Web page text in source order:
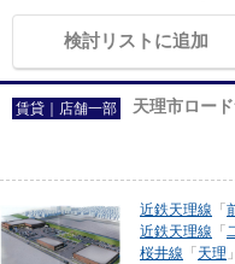
検討リストに追加
賃貸｜店舗一部 天理市ロー
近鉄天理線 「
近鉄天理線 「
桜井線 「 天理